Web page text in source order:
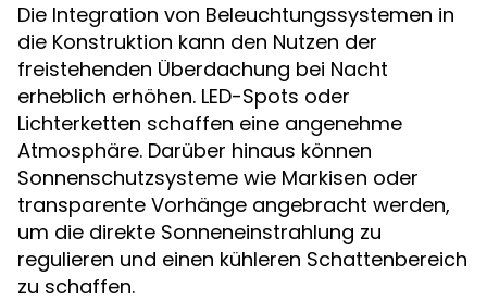
Die Integration von Beleuchtungssystemen in
die Konstruktion kann den Nutzen der
freistehenden Überdachung bei Nacht
erheblich erhöhen. LED-Spots oder
Lichterketten schaffen eine angenehme
Atmosphäre. Darüber hinaus können
Sonnenschutzsysteme wie Markisen oder
transparente Vorhänge angebracht werden,
um die direkte Sonneneinstrahlung zu
regulieren und einen kühleren Schattenbereich
zu schaffen.